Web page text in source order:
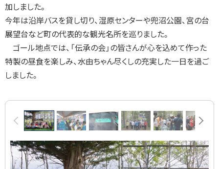
加しました。
今年は沿岸バスを貸し切り、湿原センターや兜沼公園、宮の台
展望台など町の代表的な観光名所を巡りました。
ゴール地点では、「伝承の会」の皆さんが心を込めて作った
特製の昼食を楽しみ、水由ちゃん尽くしの充実した一日を過ご
しました。
画
ラ
イ
前へ 次へ